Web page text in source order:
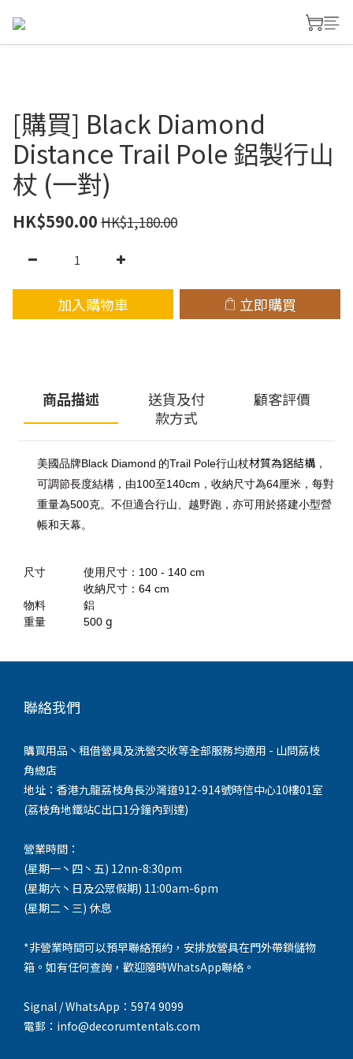
[購買] Black Diamond
Distance Trail Pole 鋁製行山
杖 (一對)
HK$590.00 HK$1,180.00
加入購物車 立即購買
商品描述
送貨及付
款方式
顧客評價
美國品牌Black Diamond 的Trail Pole行山杖材質為鋁結構 ，
可調節長度結構，由100至140cm ，收納尺寸為64厘米，每對
重量為500克。不但適合行山、越野跑，亦可用於搭建小型營
帳和天幕。
尺寸 使用尺寸： 100 - 140 cm
收納尺寸：64 cm
物料
鋁
重量
500g
聯絡我們
購買用品丶租借營具及洗營交收等全部服務均適用 - 山問荔枝
角總店
地址：香港九龍荔枝角長沙灣道912-914號時信中心10樓01室
(荔枝角地鐵站C出口1分鐘內到達)
營業時間：
(星期一丶四丶五) 12nn-8:30pm
(星期六丶日及公眾假期) 11:00am-6pm
(星期二丶三) 休息
*非營業時間可以預早聯絡預約，安排放營具在門外帶鎖儲物
箱。如有任何查詢，歡迎隨時WhatsApp聯絡。
Signal / WhatsApp：5974 9099
電郵：info@decorumtentals.com